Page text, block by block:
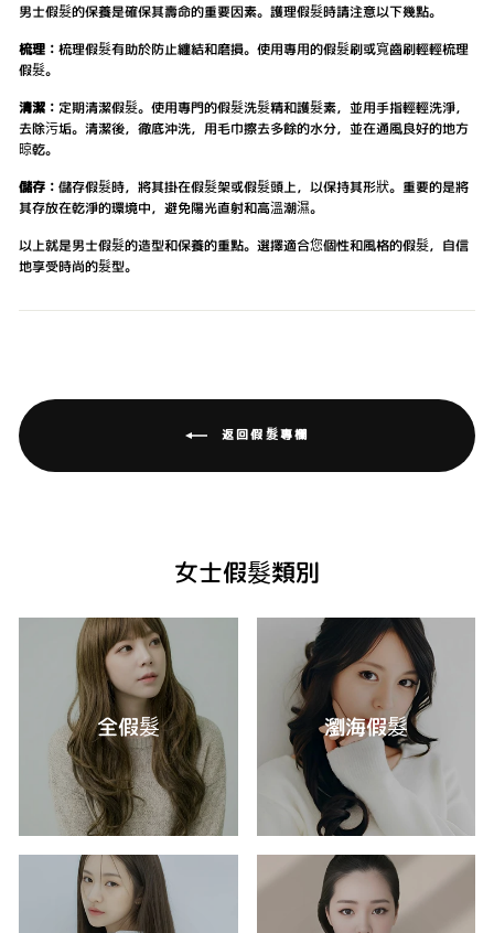
男士假髮的保養是確保其壽命的重要因素。護理假髮時請注意以下幾點。
梳理： 梳理假髮有助於防止纏結和磨損。使用專用的假髮刷或寬齒刷輕輕梳理
假髮。
清潔： 定期清潔假髮。使用專門的假髮洗髮精和護髮素，並用手指輕輕洗淨，
去除污垢。清潔後，徹底沖洗，用毛巾擦去多餘的水分，並在通風良好的地方
晾乾。
儲存： 儲存假髮時，將其掛在假髮架或假髮頭上，以保持其形狀。重要的是將
其存放在乾淨的環境中，避免陽光直射和高溫潮濕。
以上就是男士假髮的造型和保養的重點。選擇適合您個性和風格的假髮，自信
地享受時尚的髮型。
返回假髮專欄
女士假髮類別
全假髮 瀏海假髮